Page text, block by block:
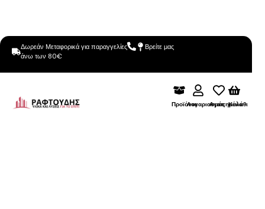
Δωρεάν Μεταφορικά για παραγγελίες
άνω των 80€
Βρείτε μας
ΠροϊόνταΛογαριασμόςΑγαπημένα
Καλάθι